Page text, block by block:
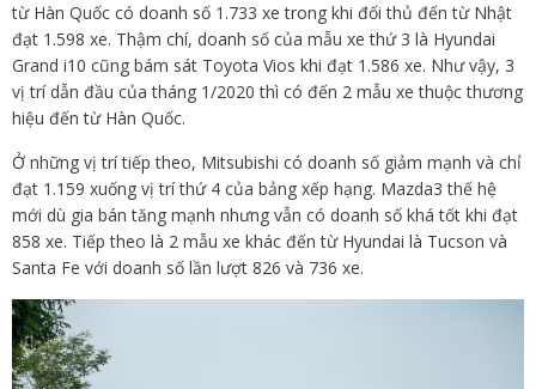
từ Hàn Quốc có doanh số 1.733 xe trong khi đối thủ đến từ Nhật
đạt 1.598 xe. Thậm chí, doanh số của mẫu xe thứ 3 là Hyundai
Grand i10 cũng bám sát Toyota Vios khi đạt 1.586 xe. Như vậy, 3
vị trí dẫn đầu của tháng 1/2020 thì có đến 2 mẫu xe thuộc thương
hiệu đến từ Hàn Quốc.
Ở những vị trí tiếp theo, Mitsubishi có doanh số giảm mạnh và chỉ
đạt 1.159 xuống vị trí thứ 4 của bảng xếp hạng. Mazda3 thế hệ
mới dù gia bán tăng mạnh nhưng vẫn có doanh số khá tốt khi đạt
858 xe. Tiếp theo là 2 mẫu xe khác đến từ Hyundai là Tucson và
Santa Fe với doanh số lần lượt 826 và 736 xe.